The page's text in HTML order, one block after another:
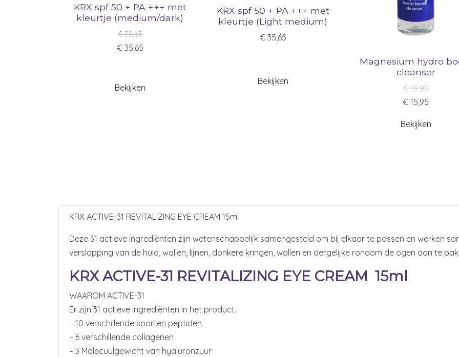
KRX spf 50 + PA +++ met
kleurtje (medium/dark)
€ 35,65
€ 35,65
Bekijken
KRX spf 50 + PA +++ met
kleurtje (Light medium)
€ 35,65
Bekijken
Magnesium hydro
cleanser
€ 19,95
€ 15,95
Bekijken
KRX ACTIVE-31 REVITALIZING EYE CREAM 15ml
Deze 31 actieve ingrediënten zijn wetenschappelijk samengesteld om bij elkaar te passen en werken
verslapping van de huid, wallen, lijnen, donkere kringen, wallen en dergelijke rondom de ogen aan te
KRX ACTIVE-31 REVITALIZING EYE CREAM 15ml
WAAROM ACTIVE-31
Er zijn 31 actieve ingrediënten in het product.
– 10 verschillende soorten peptiden
– 6 verschillende collagenen
– 3 Molecuulgewicht van hyaluronzuur